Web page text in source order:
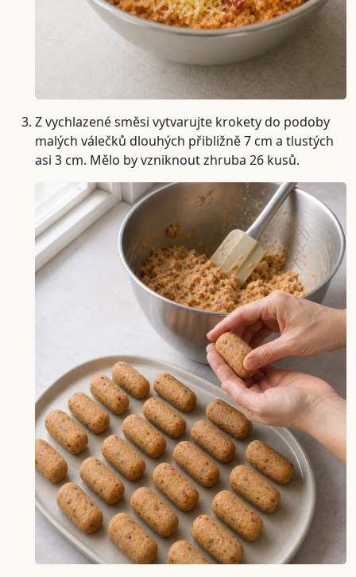
Z vychlazené směsi vytvarujte krokety do podoby
malých válečků dlouhých přibližně 7 cm a tlustých
asi 3 cm. Mělo by vzniknout zhruba 26 kusů.